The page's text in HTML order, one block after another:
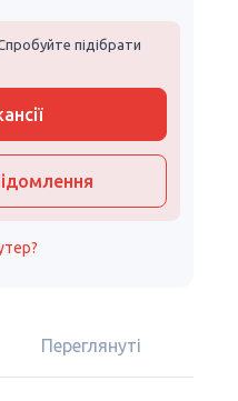
підібрати
Переглянуті